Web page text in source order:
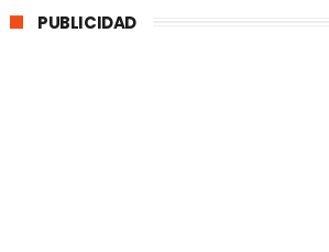
PUBLICIDAD